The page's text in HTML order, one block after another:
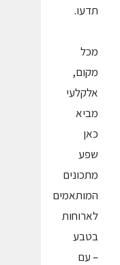
תדעו.
מכל
מקום,
אלקלעי
מביא
כאן
שפע
מתכונים
המותאמים
לארוחות
בטבע
– עם